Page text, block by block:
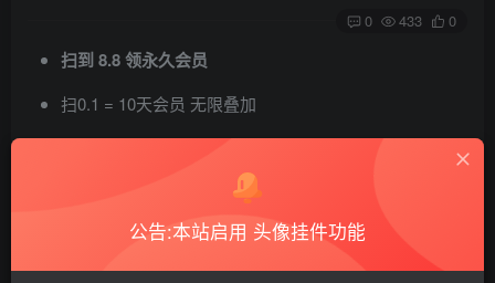
0 433 0
扫到 8.8 领永久会员
扫0.1 = 10天会员 无限叠加
公告:本站启用 头像挂件功能